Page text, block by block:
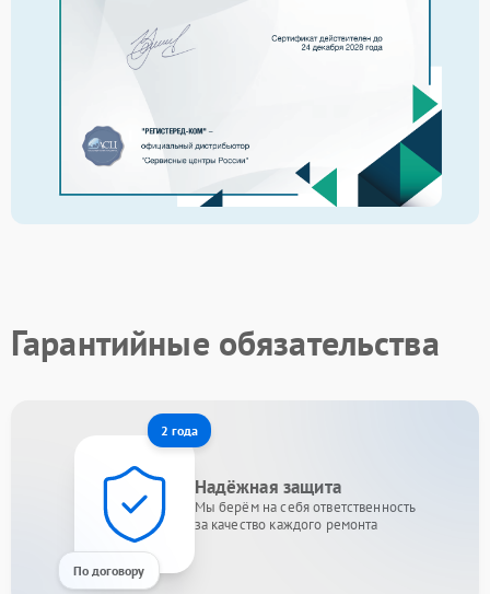
Гарантийные обязательства
2 года
По договору
Надёжная защита
Мы берём на себя ответственность
за качество каждого ремонта